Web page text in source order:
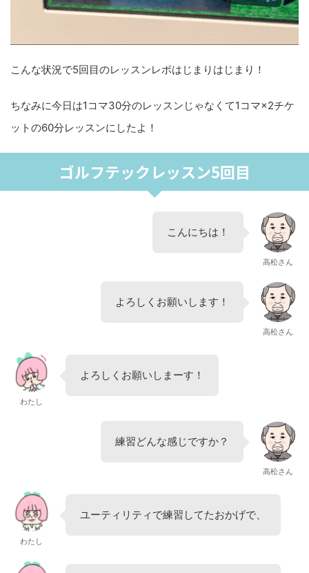
こんな状況で5回目のレッスンレポはじまりはじまり！
ちなみに今日は1コマ30分のレッスンじゃなくて1コマ×2チケ
ットの60分レッスンにしたよ！
ゴルフテックレッスン5回目
こんにちは！
高松さん
よろしくお願いします！
高松さん
わたし
よろしくお願いしまーす！
練習どんな感じですか？
高松さん
わたし
ユーティリティで練習してたおかげで、